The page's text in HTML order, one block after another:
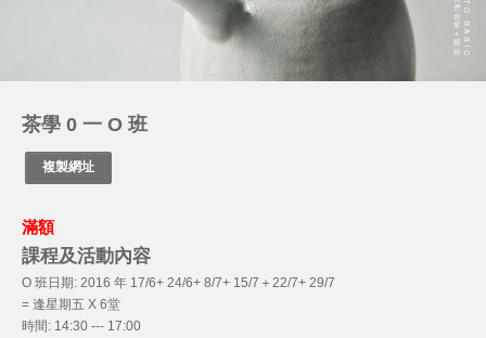
茶學 0 一 O 班
滿額
課程及活動內容
O 班日期: 2016 年 17/6+ 24/6+ 8/7+ 15/7＋22/7+ 29/7
= 逢星期五 X 6堂
時間: 14:30 --- 17:00